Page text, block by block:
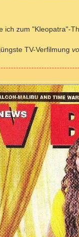
ich zum "Kleopatra"-
TV-Verfilmung